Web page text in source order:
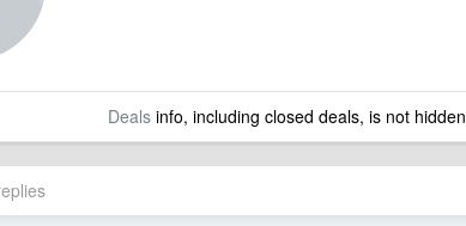
Dealsinfo, including closed deals, is not hidden